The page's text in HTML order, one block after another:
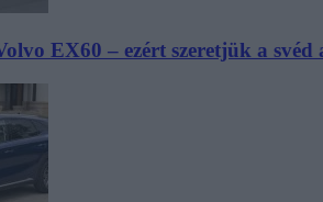
EX60 – ezért szeretjük a svéd